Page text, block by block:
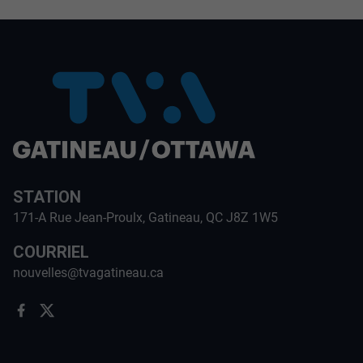
STATION
171-A Rue Jean-Proulx, Gatineau, QC J8Z 1W5
COURRIEL
nouvelles@tvagatineau.ca